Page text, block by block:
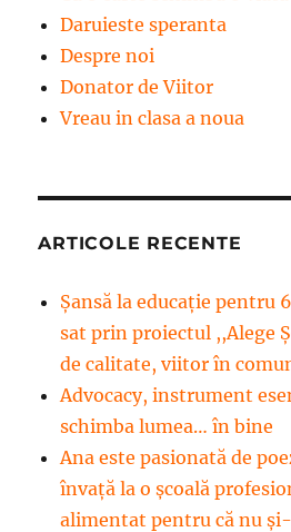
Daruieste speranta
Despre noi
Donator de Viitor
Vreau in clasa a noua
ARTICOLE RECENTE
Șansă la educație pentru
sat prin proiectul ,,Alege
de calitate, viitor în
Advocacy, instrument
schimba lumea… în bine
Ana este pasionată de
învață la o școală
alimentat pentru că nu